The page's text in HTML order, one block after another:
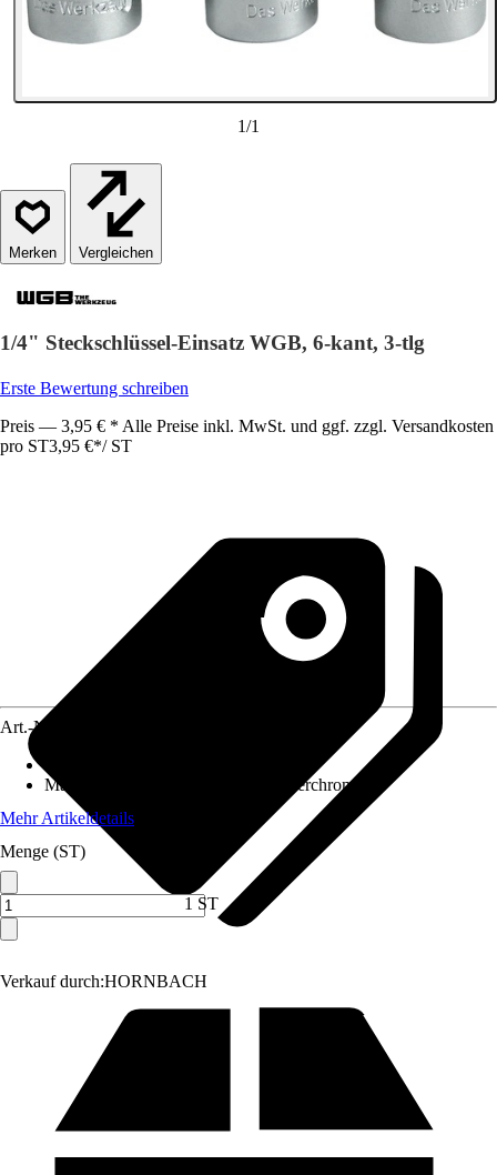
1/1
Vergleichen
1/4" Steckschlüssel-Einsatz WGB, 6-kant, 3-tlg
Erste Bewertung schreiben
Preis — 3,95 € * Alle Preise inkl. MwSt. und ggf. zzgl. Versandkosten
pro ST3,95 €*/ ST
Verkauf durch:HORNBACH
Art.-Nr.
Material
Chrom-Vanadium-Stahl, Verchromt
Mehr Artikeldetails
Menge (ST)
1 ST